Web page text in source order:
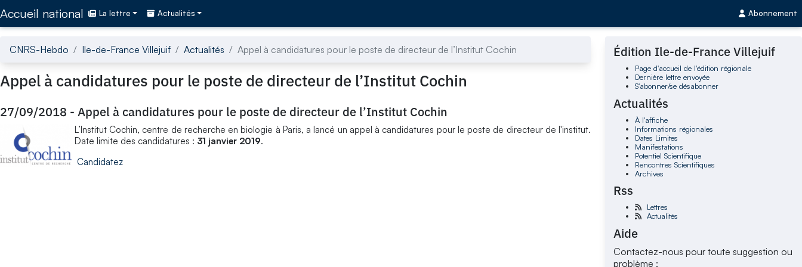
Accueil national La lettre Actualités Abonnement
CNRS-Hebdo Ile-de-France Villejuif Actualités Appel à candidatures pour le poste de directeur de l’Institut Cochin
Appel à candidatures pour le poste de directeur de l’Institut Cochin
27/09/2018 - Appel à candidatures pour le poste de directeur de l’Institut Cochin
L’Institut Cochin, centre de recherche en biologie à Paris, a lancé un appel à candidatures pour le poste de directeur de l'institut.
Date limite des candidatures : 31 janvier 2019.
Candidatez
Édition Ile-de-France Villejuif
Page d'accueil de l'édition régionale
Dernière lettre envoyée
S'abonner/se désabonner
Actualités
À l'affiche
Informations régionales
Dates Limites
Manifestations
Potentiel Scientifique
Rencontres Scientifiques
Archives
Rss
Lettres
Actualités
Aide
Contactez-nous pour toute suggestion ou
problème :